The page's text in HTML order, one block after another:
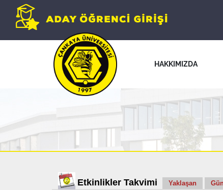
HAKKIMIZDA
Etkinlikler Takvimi Yaklaşan